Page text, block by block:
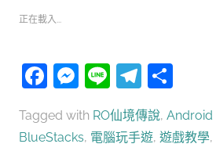
正在載入...
Facebook
Messenger
Line
Tagged with RO仙境傳說, Android
BlueStacks, 電腦玩手遊, 遊戲教學,